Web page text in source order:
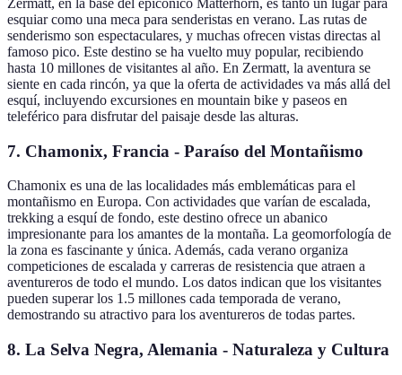
Zermatt, en la base del epicónico Matterhorn, es tanto un lugar para
esquiar como una meca para senderistas en verano. Las rutas de
senderismo son espectaculares, y muchas ofrecen vistas directas al
famoso pico. Este destino se ha vuelto muy popular, recibiendo
hasta 10 millones de visitantes al año. En Zermatt, la aventura se
siente en cada rincón, ya que la oferta de actividades va más allá del
esquí, incluyendo excursiones en mountain bike y paseos en
teleférico para disfrutar del paisaje desde las alturas.
7. Chamonix, Francia - Paraíso del Montañismo
Chamonix es una de las localidades más emblemáticas para el
montañismo en Europa. Con actividades que varían de escalada,
trekking a esquí de fondo, este destino ofrece un abanico
impresionante para los amantes de la montaña. La geomorfología de
la zona es fascinante y única. Además, cada verano organiza
competiciones de escalada y carreras de resistencia que atraen a
aventureros de todo el mundo. Los datos indican que los visitantes
pueden superar los 1.5 millones cada temporada de verano,
demostrando su atractivo para los aventureros de todas partes.
8. La Selva Negra, Alemania - Naturaleza y Cultura